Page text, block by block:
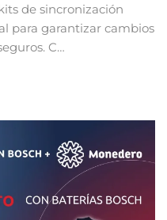
de sincronización
para garantizar cambios
C…